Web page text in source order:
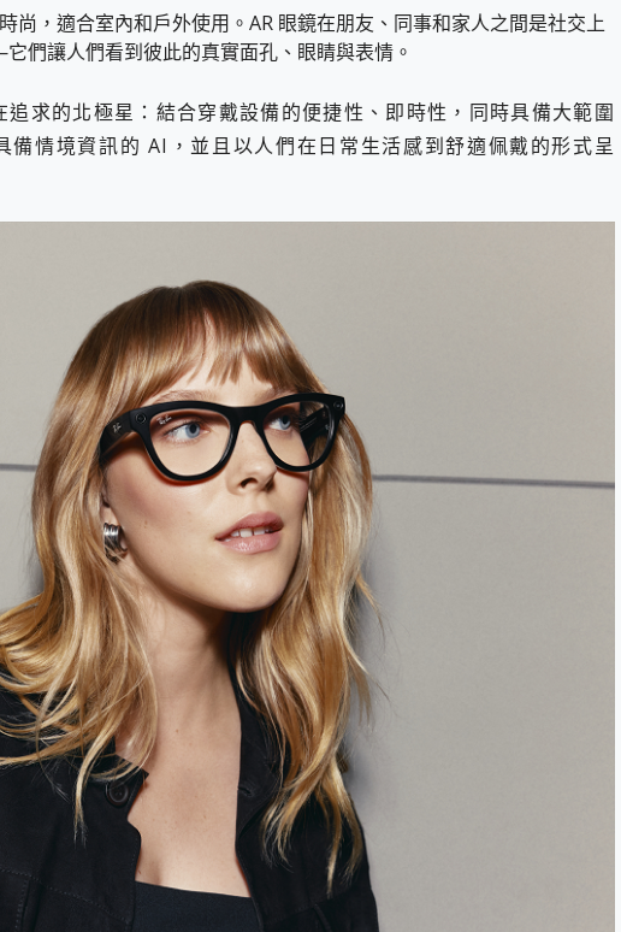
尚，適合室內和戶外使用。AR 眼鏡在朋友、同事和家人之間是社交上
們讓人們看到彼此的真實面孔、眼睛與表情。
追求的北極星：結合穿戴設備的便捷性、即時性，同時具備大範圍
備情境資訊的 AI，並且以人們在日常生活感到舒適佩戴的形式呈